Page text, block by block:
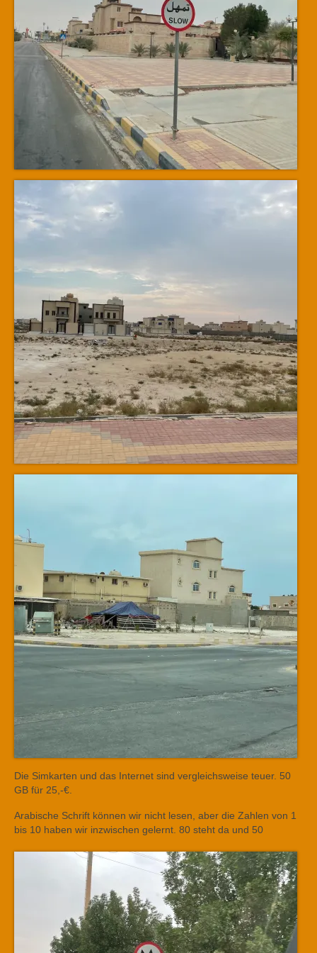
Die Simkarten und das Internet sind vergleichsweise teuer. 50
GB für 25,-€.
Arabische Schrift können wir nicht lesen, aber die Zahlen von 1
bis 10 haben wir inzwischen gelernt. 80 steht da und 50